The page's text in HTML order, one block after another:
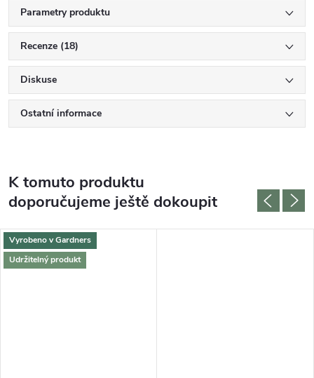
Parametry produktu
Recenze (18)
Diskuse
Ostatní informace
K tomuto produktu
doporučujeme ještě dokoupit
Vyrobeno v Gardners
Udržitelný produkt